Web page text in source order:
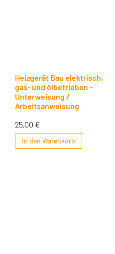
Heizgerät Bau elektrisch,
gas- und ölbetrieben –
Unterweisung /
Arbeitsanweisung
25,00 €
In den Warenkorb